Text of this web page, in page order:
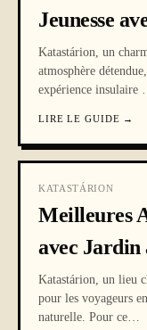
Jeunesse
Katastárion, un
atmosphère
expérience insulaire
LIRE LE GUIDE →
KATASTÁRION
Meilleures
avec
Katastárion, un lieu
pour les voyageurs
naturelle. Pour ce…